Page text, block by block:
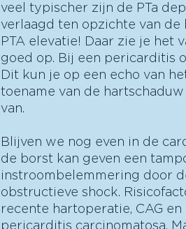
veel typischer zijn de PTa
verlaagd ten opzichte van
PTA elevatie! Daar zie je het
goed op. Bij een pericarditis
Dit kun je op een echo van
toename van de
van.
Blijven we nog even in de
de borst kan geven een
instroombelemmering door
obstructieve shock.
recente hartoperatie, CAG
pericarditis carcinomatosa.